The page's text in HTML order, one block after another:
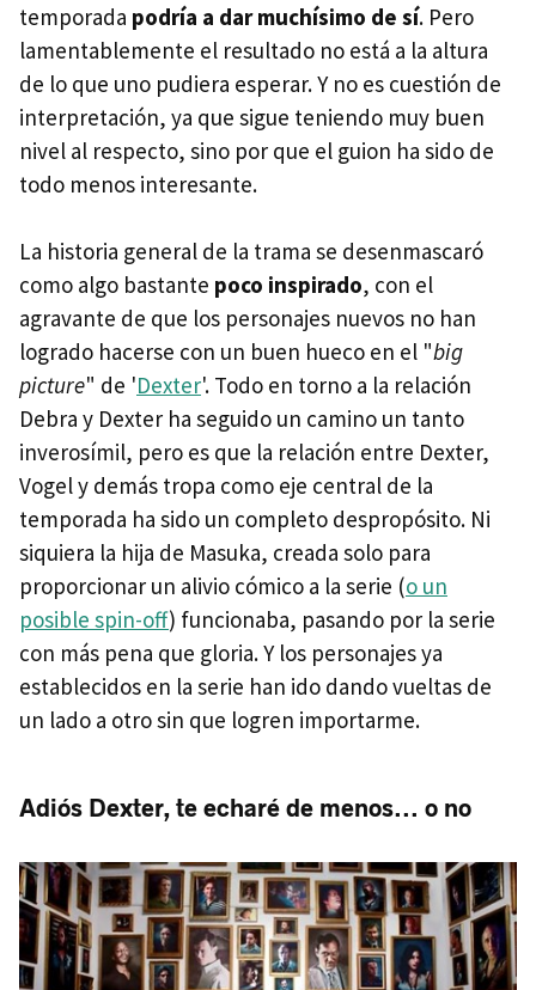
temporada podría a dar muchísimo de sí. Pero
lamentablemente el resultado no está a la altura
de lo que uno pudiera esperar. Y no es cuestión de
interpretación, ya que sigue teniendo muy buen
nivel al respecto, sino por que el guion ha sido de
todo menos interesante.
La historia general de la trama se desenmascaró
como algo bastante poco inspirado, con el
agravante de que los personajes nuevos no han
logrado hacerse con un buen hueco en el "big
picture" de 'Dexter'. Todo en torno a la relación
Debra y Dexter ha seguido un camino un tanto
inverosímil, pero es que la relación entre Dexter,
Vogel y demás tropa como eje central de la
temporada ha sido un completo despropósito. Ni
siquiera la hija de Masuka, creada solo para
proporcionar un alivio cómico a la serie (o un
posible spin-off) funcionaba, pasando por la serie
con más pena que gloria. Y los personajes ya
establecidos en la serie han ido dando vueltas de
un lado a otro sin que logren importarme.
Adiós Dexter, te echaré de menos... o no